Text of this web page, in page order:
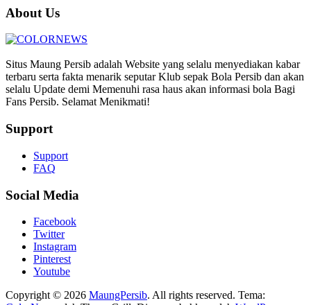
About Us
Situs Maung Persib adalah Website yang selalu menyediakan kabar
terbaru serta fakta menarik seputar Klub sepak Bola Persib dan akan
selalu Update demi Memenuhi rasa haus akan informasi bola Bagi
Fans Persib. Selamat Menikmati!
Support
Support
FAQ
Social Media
Facebook
Twitter
Instagram
Pinterest
Youtube
Copyright © 2026 MaungPersib. All rights reserved. Tema: